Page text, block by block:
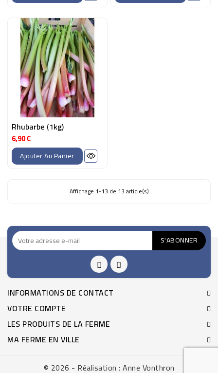
Rhubarbe (1kg)
6,90 €Prix
Ajouter Au Panier
Affichage 1-13 de 13 article(s)
INFORMATIONS DE CONTACT
VOTRE COMPTE
LES PRODUITS DE LA FERME
MA FERME EN VILLE
© 2026 - Réalisation : Anne Vonthron